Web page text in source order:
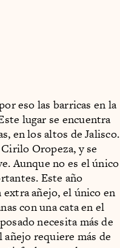
eso las barricas en la
lugar se encuentra
en los altos de Jalisco.
Oropeza, y se
Aunque no es el único
Este año
extra añejo, el único en
con una cata en el
necesita más de
añejo requiere más de